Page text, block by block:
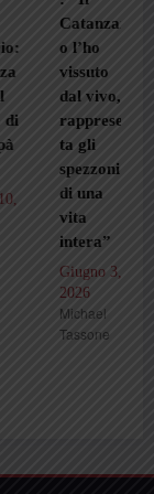
Catanzar
o l’ho
vissuto
dal vivo,
rappresen
ta gli
spezzoni
di una
vita
intera”
Giugno 3,
2026
Michael
Tassone